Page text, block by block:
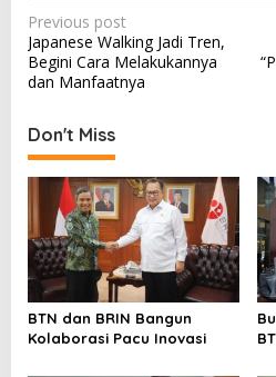
P
o
s
n
a
v
i
g
a
t
Previous post
Japanese Walking Jadi Tren,
Begini Cara Melakukannya
dan Manfaatnya
Don't Miss
BTN dan BRIN Bangun
Kolaborasi Pacu Inovasi